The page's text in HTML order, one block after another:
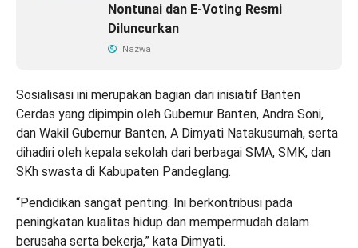
Nontunai dan E-Voting Resmi
Diluncurkan
Nazwa
Sosialisasi ini merupakan bagian dari inisiatif Banten
Cerdas yang dipimpin oleh Gubernur Banten, Andra Soni,
dan Wakil Gubernur Banten, A Dimyati Natakusumah, serta
dihadiri oleh kepala sekolah dari berbagai SMA, SMK, dan
SKh swasta di Kabupaten Pandeglang.
“Pendidikan sangat penting. Ini berkontribusi pada
peningkatan kualitas hidup dan mempermudah dalam
berusaha serta bekerja,” kata Dimyati.